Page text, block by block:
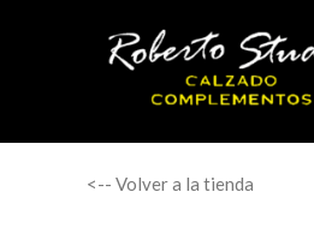
<-- Volver a la tienda